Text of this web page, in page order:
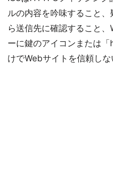
ルの内容を吟味すること
ら送信先に確認すること
ーに鍵のアイコンまたは
けでWebサイトを信頼しな